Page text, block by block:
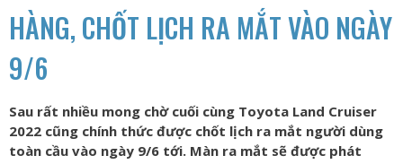
HÀNG, CHỐT LỊCH RA MẮT VÀO NGÀY
9/6
Sau rất nhiều mong chờ cuối cùng Toyota Land Cruiser
2022 cũng chính thức được chốt lịch ra mắt người dùng
toàn cầu vào ngày 9/6 tới. Màn ra mắt sẽ được phát